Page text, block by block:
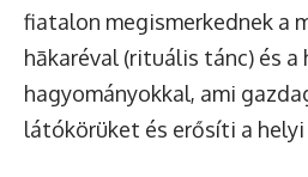
fiatalon megismerkednek a
hākaréval (rituális tánc) és a
hagyományokkal, ami
látókörüket és erősíti a